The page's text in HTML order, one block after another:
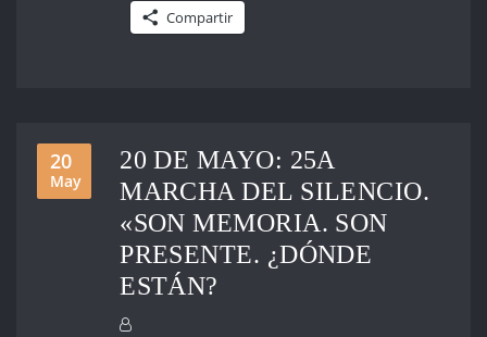
Compartir
20
May
20 DE MAYO: 25A
MARCHA DEL SILENCIO.
«SON MEMORIA. SON
PRESENTE. ¿DÓNDE
ESTÁN?